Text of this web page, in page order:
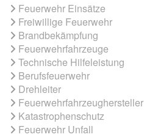
Feuerwehr Einsätze
Freiwillige Feuerwehr
Brandbekämpfung
Feuerwehrfahrzeuge
Technische Hilfeleistung
Berufsfeuerwehr
Drehleiter
Feuerwehrfahrzeughersteller
Katastrophenschutz
Feuerwehr Unfall